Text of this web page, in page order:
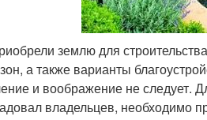
землю для
а также варианты
и воображение не следует.
владельцев, необходимо